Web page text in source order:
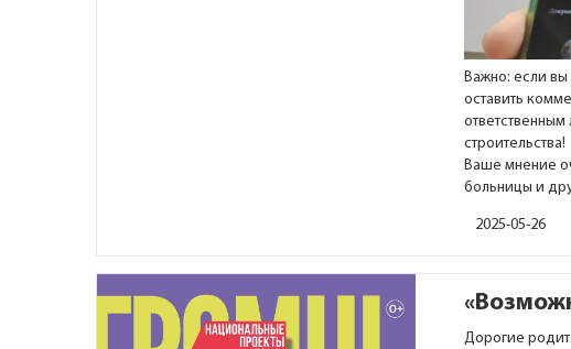
Важно: если вы
оставить
строительства!
Ваше мнение
больницы и
2025-05-26
Дорогие